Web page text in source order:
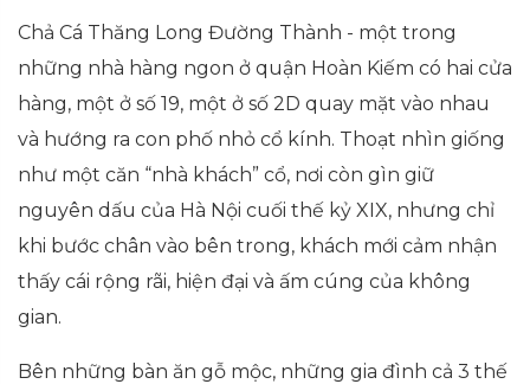
Chả Cá Thăng Long Đường Thành - một trong
những nhà hàng ngon ở quận Hoàn Kiếm có hai cửa
hàng, một ở số 19, một ở số 2D quay mặt vào nhau
và hướng ra con phố nhỏ cổ kính. Thoạt nhìn giống
như một căn “nhà khách” cổ, nơi còn gìn giữ
nguyên dấu của Hà Nội cuối thế kỷ XIX, nhưng chỉ
khi bước chân vào bên trong, khách mới cảm nhận
thấy cái rộng rãi, hiện đại và ấm cúng của không
gian.
Bên những bàn ăn gỗ mộc, những gia đình cả 3 thế